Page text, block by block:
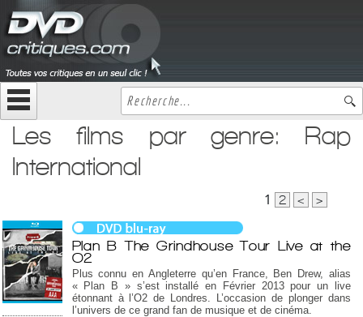
Les films par genre: Rap
International
1 2 < >
Plan B The Grindhouse Tour Live at the
O2
Plus connu en Angleterre qu’en France, Ben Drew, alias
« Plan B » s’est installé en Février 2013 pour un live
étonnant à l’O2 de Londres. L’occasion de plonger dans
l’univers de ce grand fan de musique et de cinéma.